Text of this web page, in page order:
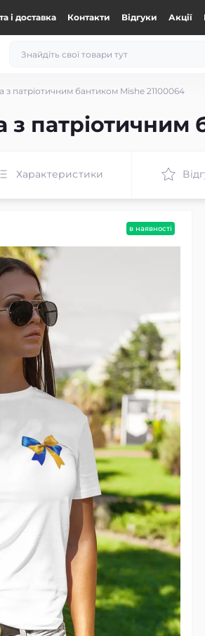
і доставка Контакти Відгуки Акції
з патріотичним бантиком Mishe 21100064
патріотичним
Характеристики
в наявності